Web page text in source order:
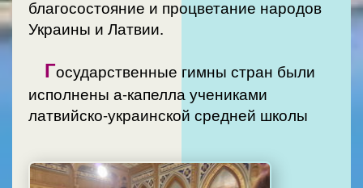
благосостояние и процветание народов
Украины и Латвии.
Государственные гимны стран были
исполнены а-капелла учениками
латвийско-украинской средней школы